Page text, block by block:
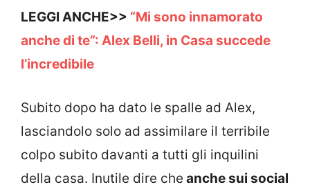
LEGGI ANCHE>> “Mi sono innamorato
anche di te”: Alex Belli, in Casa succede
l’incredibile
Subito dopo ha dato le spalle ad Alex,
lasciandolo solo ad assimilare il terribile
colpo subito davanti a tutti gli inquilini
della casa. Inutile dire che anche sui social